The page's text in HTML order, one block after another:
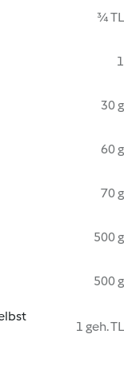
¾ TL
1
30 g
60 g
70 g
500 g
500 g
1 geh. TL